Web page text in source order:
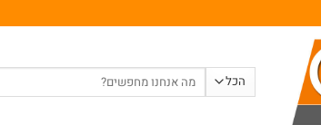
עבור: